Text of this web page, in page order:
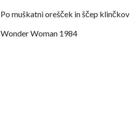
Po muškatni orešček in ščep klinčkov
Wonder Woman 1984